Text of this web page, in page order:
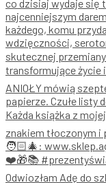
Odwiozłam Adę do